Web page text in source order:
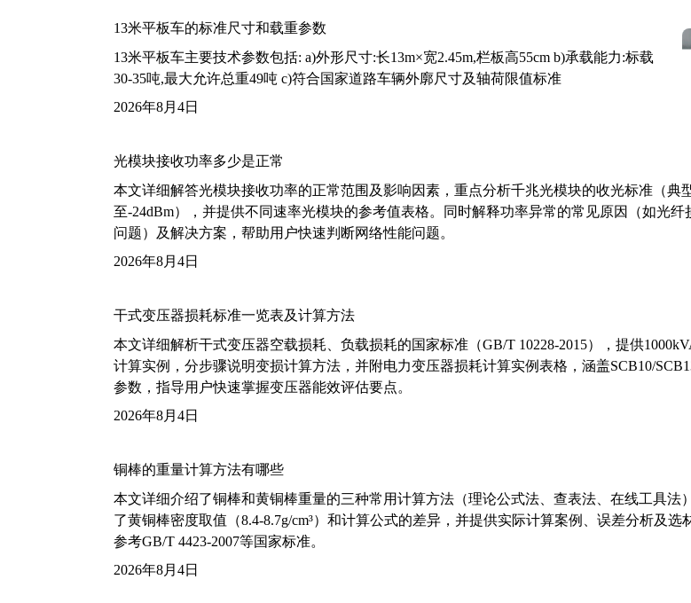
13米平板车的标准尺寸和载重参数
13米平板车主要技术参数包括: a)外形尺寸:长13m×宽2.45m,栏板高55cm b)承载能力:标载
30-35吨,最大允许总重49吨 c)符合国家道路车辆外廓尺寸及轴荷限值标准
2026年8月4日
光模块接收功率多少是正常
本文详细解答光模块接收功率的正常范围及影响因素，重点分析千兆光模块的收光标准（典
至-24dBm），并提供不同速率光模块的参考值表格。同时解释功率异常的常见原因（如光纤
问题）及解决方案，帮助用户快速判断网络性能问题。
2026年8月4日
干式变压器损耗标准一览表及计算方法
本文详细解析干式变压器空载损耗、负载损耗的国家标准（GB/T 10228-2015），提供
计算实例，分步骤说明变损计算方法，并附电力变压器损耗计算实例表格，涵盖SCB10/
参数，指导用户快速掌握变压器能效评估要点。
2026年8月4日
铜棒的重量计算方法有哪些
本文详细介绍了铜棒和黄铜棒重量的三种常用计算方法（理论公式法、查表法、在线工具法
了黄铜棒密度取值（8.4-8.7g/cm³）和计算公式的差异，并提供实际计算案例、误差分析及选
参考GB/T 4423-2007等国家标准。
2026年8月4日